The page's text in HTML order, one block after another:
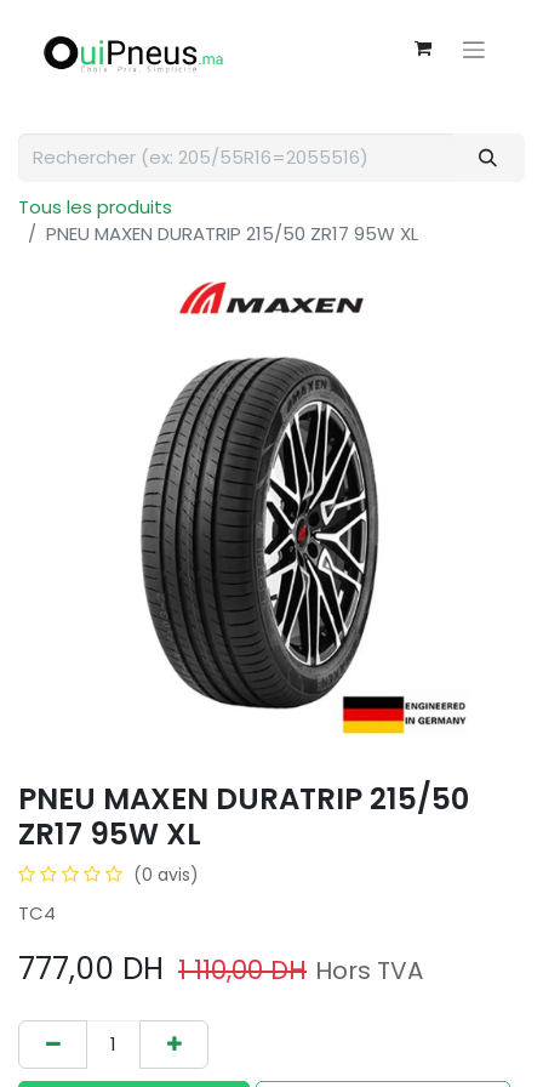
Tous les produits
PNEU MAXEN DURATRIP 215/50 ZR17 95W XL
PNEU MAXEN DURATRIP 215/50
ZR17 95W XL
(0 avis)
TC4
777,00 DH 1 110,00DH Hors TVA